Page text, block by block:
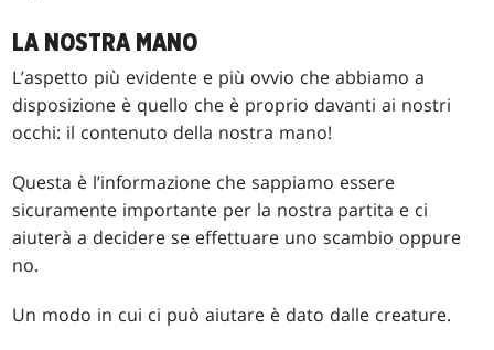
LA NOSTRA MANO
L’aspetto più evidente e più ovvio che abbiamo a
disposizione è quello che è proprio davanti ai nostri
occhi: il contenuto della nostra mano!
Questa è l’informazione che sappiamo essere
sicuramente importante per la nostra partita e ci
aiuterà a decidere se effettuare uno scambio oppure
no.
Un modo in cui ci può aiutare è dato dalle creature.